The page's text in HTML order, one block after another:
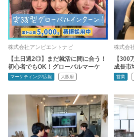
株式会社アンビエントナビ
【土日週2◎】まだ就活に間に合う！
初心者でもOK！グローバルマーケ
マーケティング/広報 大阪府
株式会
【300
成長市
営業